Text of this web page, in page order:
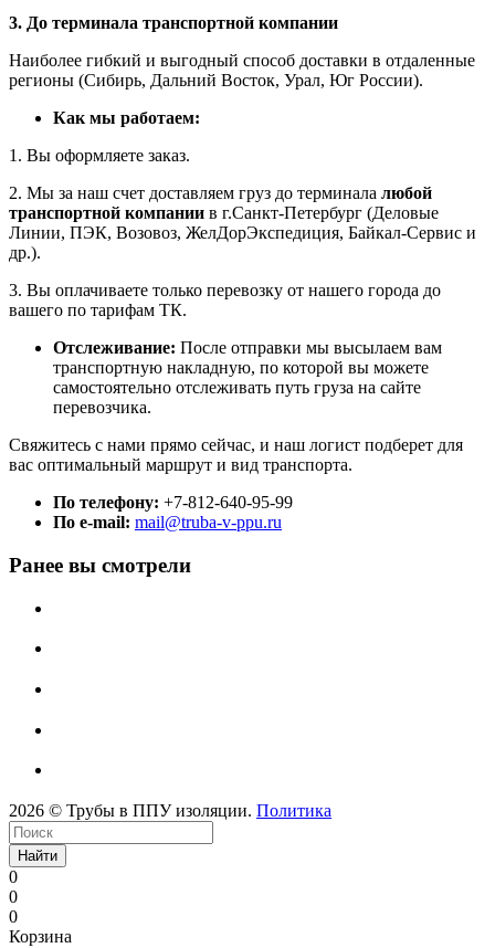
3. До терминала транспортной компании
Наиболее гибкий и выгодный способ доставки в отдаленные
регионы (Сибирь, Дальний Восток, Урал, Юг России).
Как мы работаем:
1. Вы оформляете заказ.
2. Мы за наш счет доставляем груз до терминала любой
транспортной компании в г.Санкт-Петербург (Деловые
Линии, ПЭК, Возовоз, ЖелДорЭкспедиция, Байкал-Сервис и
др.).
3. Вы оплачиваете только перевозку от нашего города до
вашего по тарифам ТК.
Отслеживание: После отправки мы высылаем вам
транспортную накладную, по которой вы можете
самостоятельно отслеживать путь груза на сайте
перевозчика.
Свяжитесь с нами прямо сейчас, и наш логист подберет для
вас оптимальный маршрут и вид транспорта.
По телефону: +7-812-640-95-99
По e-mail: mail@truba-v-ppu.ru
Ранее вы смотрели
2026 © Трубы в ППУ изоляции. Политика
Найти
0
0
0
Корзина